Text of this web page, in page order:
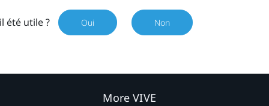
été utile ? Oui Non
More VIVE